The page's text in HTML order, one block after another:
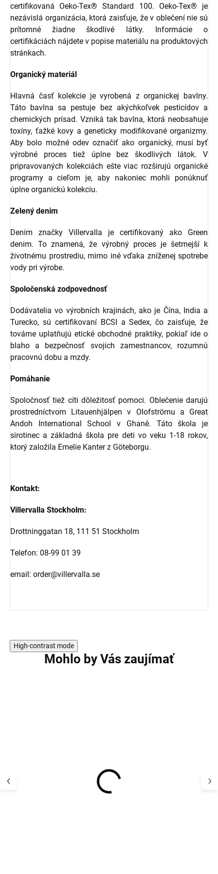
certifikovaná Oeko-Tex® Standard 100. Oeko-Tex® je
nezávislá organizácia, ktorá zaisťuje, že v oblečení nie sú
prítomné žiadne škodlivé látky. Informácie o
certifikáciách nájdete v popise materiálu na produktových
stránkach.
Organický materiál
Hlavná časť kolekcie je vyrobená z organickej bavlny.
Táto bavlna sa pestuje bez akýchkoľvek pesticídov a
chemických prísad. Vzniká tak bavlna, ktorá neobsahuje
toxíny, ťažké kovy a geneticky modifikované organizmy.
Aby bolo možné odev označiť ako organický, musí byť
výrobné proces tiež úplne bez škodlivých látok. V
pripravovaných kolekciách ešte viac rozširujú organické
programy a cieľom je, aby nakoniec mohli ponúknuť
úplne organickú kolekciu.
Zelený denim
Denim značky Villervalla je certifikovaný ako Green
denim. To znamená, že výrobný proces je šetrnejší k
životnému prostrediu, mimo iné vďaka zníženej spotrebe
vody pri výrobe.
Spoločenská zodpovednosť
Dodávatelia vo výrobních krajinách, ako je Čína, India a
Turecko, sú certifikovaní BCSI a Sedex, čo zaisťuje, že
továrne uplatňujú etické obchodné praktiky, pokiaľ ide o
blaho a bezpečnosť svojich zamestnancov, rozumnú
pracovnú dobu a mzdy.
Pomáhanie
Spoločnosť tiež cíti dôležitosť pomoci. Oblečenie darujú
prostredníctvom Litauenhjälpen v Olofströmu a Great
Andoh International School v Ghaně. Táto škola je
sirotinec a základná škola pre deti vo veku 1-18 rokov,
ktorý založila Emelie Kanter z Göteborgu.
Kontakt:
Villervalla Stockholm:
Drottninggatan 18, 111 51 Stockholm
Telefon: 08-99 01 39
email: order@villervalla.se
High-contrast mode
Mohlo by Vás zaujímať